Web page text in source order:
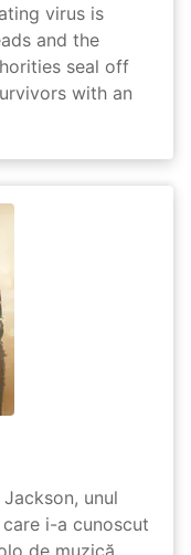
virus is
and the
seal off
with an
unul
i-a cunoscut